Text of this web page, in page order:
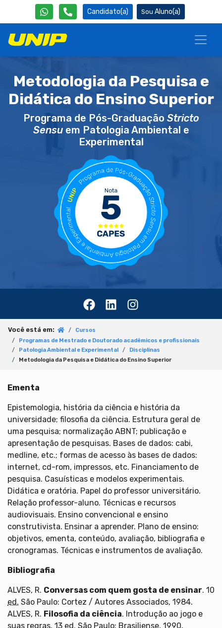
Candidato(a) Aluno(a)
Metodologia da Pesquisa e
Didática do Ensino Superior
Programa de Pós-Graduação Stricto
Sensuem Patologia Ambiental e
Experimental
Você está em:
Cursos
Programas de Mestrado e Doutorado acadêmicos e profissionais
Patologia Ambiental e Experimental
Disciplinas
Metodologia da Pesquisa e Didática do Ensino Superior
Ementa
Epistemologia, história da ciência e história da
universidade; filosofia da ciência. Estrutura geral de
uma pesquisa; normalização ABNT; publicação e
apresentação de pesquisas. Bases de dados: cabi,
medline, etc.; formas de acesso às bases de dados:
internet, cd-rom, impressos, etc. Financiamento de
pesquisa. Casuísticas e modelos experimentais.
Didática e oratória. Papel do professor universitário.
Relação professor-aluno. Técnicas e recursos
audiovisuais. Ensino convencional e ensino
construtivista. Ensinar a aprender. Plano de ensino:
objetivos, ementa, conteúdo, avaliação, bibliografia e
cronogramas. Técnicas e instrumentos de avaliação.
Bibliografia
ALVES, R. Conversas com quem gosta de ensinar. 10
ed. São Paulo: Cortez / Autores Associados, 1984.
ALVES, R. Filosofia da ciência. Introdução ao jogo e
suas regras. 13 ed. São Paulo: Brasiliense, 1990.